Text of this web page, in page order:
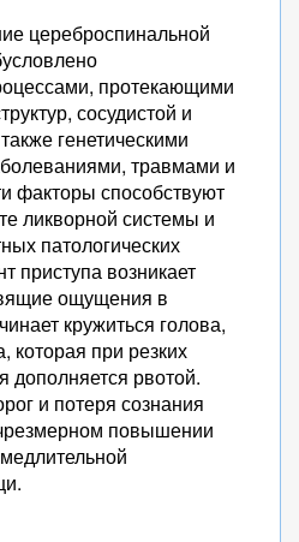
цереброспинальной
протекающими
сосудистой и
генетическими
травмами и
факторы способствуют
ликворной системы и
патологических
приступа возникает
ощущения в
кружиться голова,
которая при резких
дополняется рвотой.
и потеря сознания
повышении